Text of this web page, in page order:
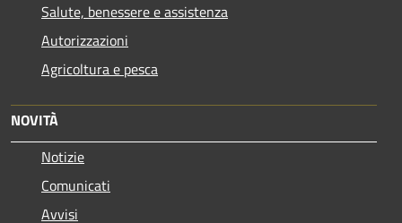
Salute, benessere e assistenza
Autorizzazioni
Agricoltura e pesca
NOVITÀ
Notizie
Comunicati
Avvisi